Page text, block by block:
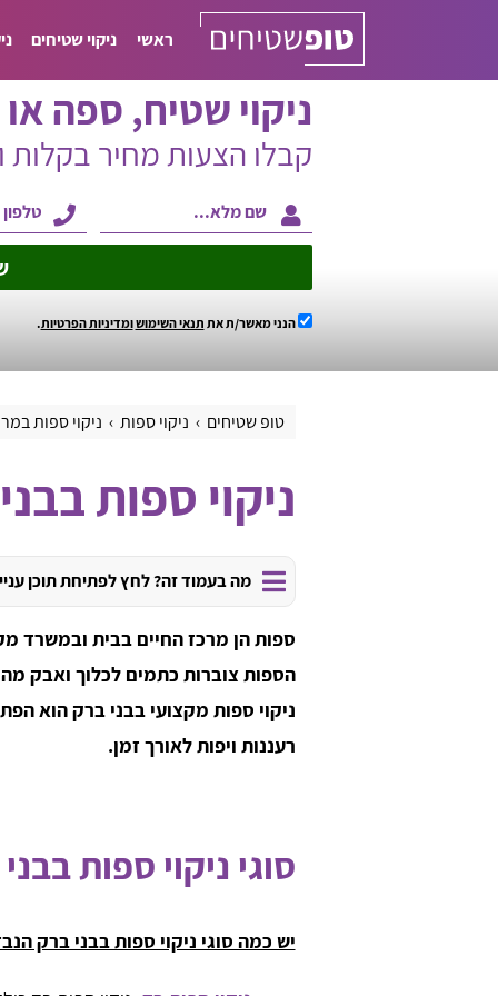
ראשי ניקוי שטיחים
ניקוי שטיח, ספה או
קבלו הצעות מחיר
הנני מאשר/ת את תנאי השימושומדיניות הפרטיות.
טופ שטיחים ניקוי ספות ניקוי ספות
ניקוי ספות
מה בעמוד זה? לחץ לפתיחת תוכן
ספות הן מרכז החיים בבית ובמשרד
הספות צוברות כתמים לכלוך ואבק
ניקוי ספות מקצועי בבני ברק הוא
רעננות ויפות לאורך זמן.
סוגי ניקוי ספות
יש כמה סוגי ניקוי ספות בבני ברק